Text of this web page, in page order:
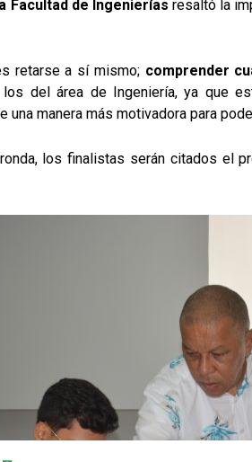
Facultad de Ingenierías resaltó la
retarse a sí mismo; comprender
los del área de Ingeniería, ya que
una manera más motivadora para
los finalistas serán citados el